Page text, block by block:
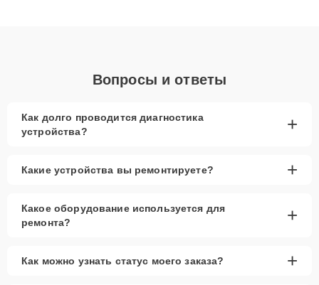
Вопросы и ответы
Как долго проводится диагностика
устройства?
+
Какие устройства вы ремонтируете? +
Какое оборудование используется для
ремонта?
+
Как можно узнать статус моего заказа? +